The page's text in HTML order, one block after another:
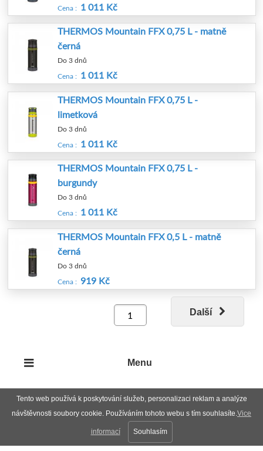
Tento web používá k poskytování služeb, personalizaci reklam a analýze
návštěvnosti soubory cookie. Používáním tohoto webu s tím souhlasíte.Vice
informací Souhlasím
Cena : 1 011 Kč
THERMOS Mountain FFX 0,75 L - matně
černá
Do 3 dnů
Cena : 1 011 Kč
THERMOS Mountain FFX 0,75 L -
limetková
Do 3 dnů
Cena : 1 011 Kč
THERMOS Mountain FFX 0,75 L -
burgundy
Do 3 dnů
Cena : 1 011 Kč
THERMOS Mountain FFX 0,5 L - matně
černá
Do 3 dnů
Cena : 919 Kč
Další
Menu